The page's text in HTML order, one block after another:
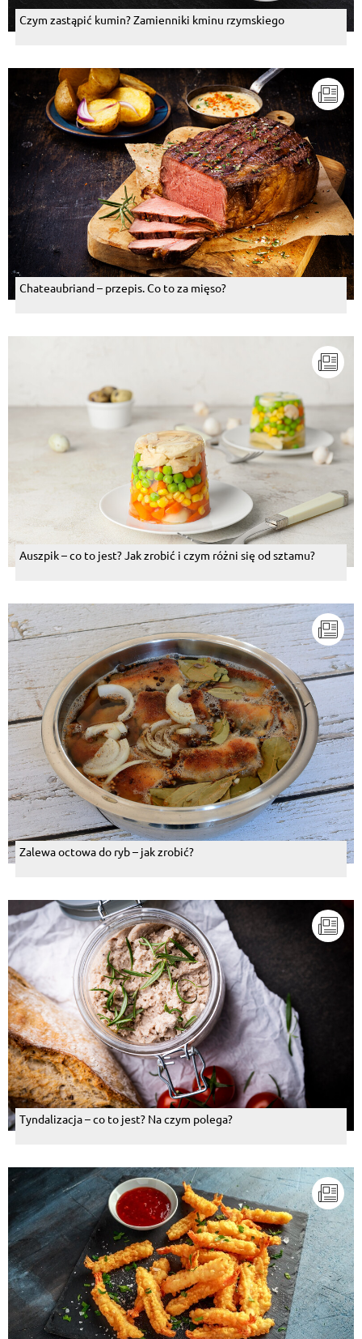
Czym zastąpić kumin? Zamienniki kminu rzymskiego
Chateaubriand – przepis. Co to za mięso?
Auszpik – co to jest? Jak zrobić i czym różni się od sztamu?
Zalewa octowa do ryb – jak zrobić?
Tyndalizacja – co to jest? Na czym polega?